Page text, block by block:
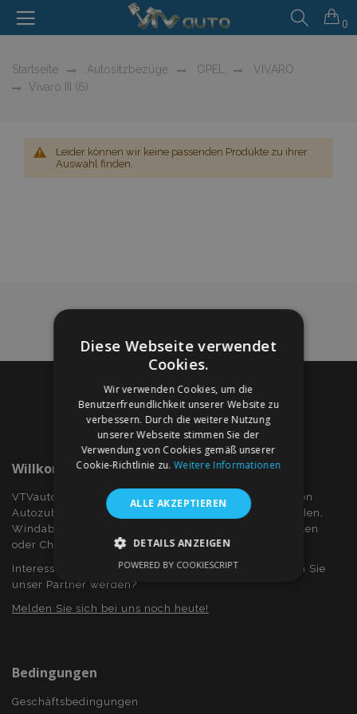
0
Startseite Autositzbezüge OPEL
VIVARO
Vivaro III (6)
Leider können wir keine passenden Produkte zu ihrer
Auswahl finden.
Willkommen Bei VTVauto.at
VTVauto ist ein Einzelhändler und ein Großhändler von
Autozubehör wie z.B.: Radkappen, bzw. Radzierblenden,
Windabweiser für Seitenfenster, Sitzbezüge, Fuβmatten
oder Chromrahmen und Chromabdeckung...
Interessieren Sie sich für Dropshiping? Oder möchten Sie
unser Partner werden?
Melden Sie sich bei uns noch heute!
Bedingungen
Geschäftsbedingungen
Diese Webseite verwendet
Cookies.
Wir verwenden Cookies, um die
Benutzerfreundlichkeit unserer Website zu
verbessern. Durch die weitere Nutzung
unserer Webseite stimmen Sie der
Verwendung von Cookies gemäß unserer
Cookie-Richtlinie zu.Weitere Informationen
ALLE AKZEPTIEREN
DETAILS ANZEIGEN
PERFORMANCE
Unbedingt erforderlich
POWERED BY COOKIESCRIPT